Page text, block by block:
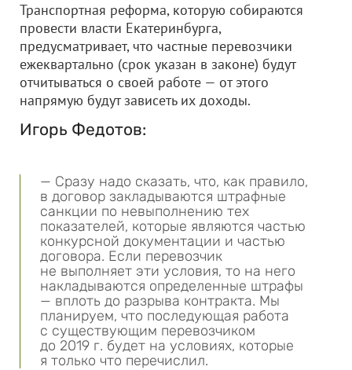
Транспортная реформа, которую собираются
провести власти Екатеринбурга,
предусматривает, что частные перевозчики
ежеквартально (срок указан в законе) будут
отчитываться о своей работе — от этого
напрямую будут зависеть их доходы.
Игорь Федотов:
— Сразу надо сказать, что, как правило,
в договор закладываются штрафные
санкции по невыполнению тех
показателей, которые являются частью
конкурсной документации и частью
договора. Если перевозчик
не выполняет эти условия, то на него
накладываются определенные штрафы
— вплоть до разрыва контракта. Мы
планируем, что последующая работа
с существующим перевозчиком
до 2019 г. будет на условиях, которые
я только что перечислил.